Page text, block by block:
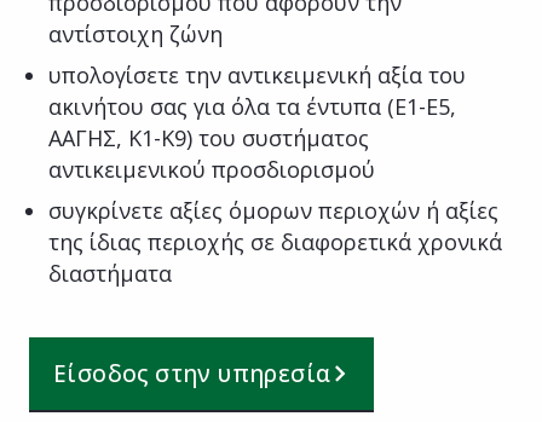
αντίστοιχη ζώνη
υπολογίσετε την αντικειμενική αξία του
ακινήτου σας για όλα τα έντυπα (Ε1-Ε5,
ΑΑΓΗΣ, Κ1-Κ9) του συστήματος
αντικειμενικού προσδιορισμού
συγκρίνετε αξίες όμορων περιοχών ή αξίες
της ίδιας περιοχής σε διαφορετικά χρονικά
διαστήματα
Είσοδος στην υπηρεσία